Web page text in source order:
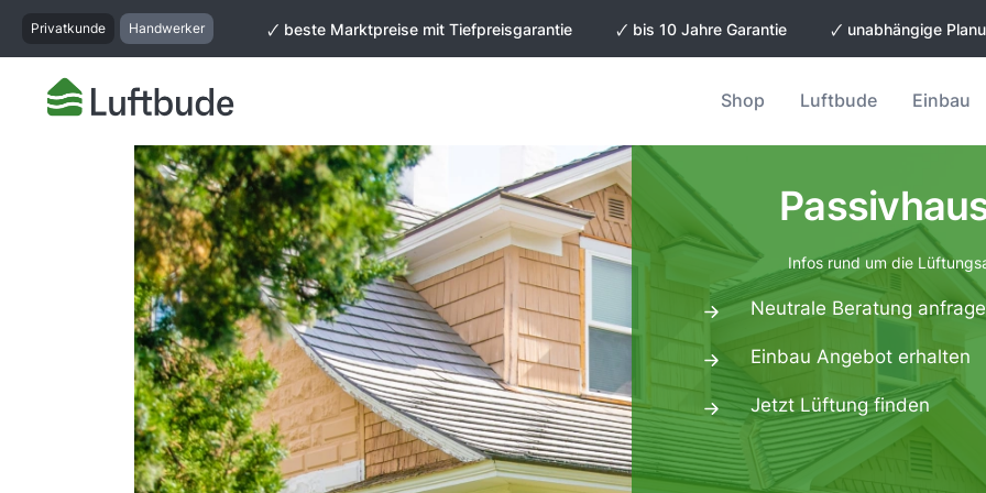
Zur Hauptnavigation springen
Privatkunde Handwerker 🗸 beste Marktpreise mit Tiefpreisgarantie 🗸 bis 10 Jahre Garantie 🗸 unabhängige
Shop Luftbude Einbau
Infos rund um die
Neutrale Beratung
Einbau Angebot erhalten
Jetzt Lüftung finden